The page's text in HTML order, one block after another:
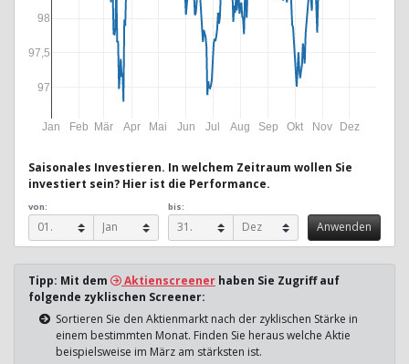
Jan Feb Mär Apr Mai Jun Jul Aug Sep Okt Nov Dez
97
97,5
98
Saisonales Investieren. In welchem Zeitraum wollen Sie
investiert sein? Hier ist die Performance.
von: bis:
Tipp: Mit dem Aktienscreener haben Sie Zugriff auf
folgende zyklischen Screener:
Sortieren Sie den Aktienmarkt nach der zyklischen Stärke in
einem bestimmten Monat. Finden Sie heraus welche Aktie
beispielsweise im März am stärksten ist.